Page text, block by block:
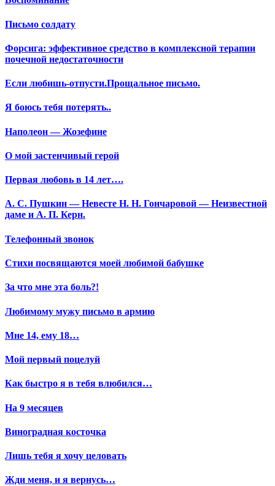
Письмо солдату
Форсига: эффективное средство в комплексной терапии
почечной недостаточности
Если любишь-отпусти.Прощальное письмо.
Я боюсь тебя потерять..
Наполеон — Жозефине
О мой застенчивый герой
Первая любовь в 14 лет….
А. С. Пушкин — Невесте Н. Н. Гончаровой — Неизвестной
даме и А. П. Керн.
Телефонный звонок
Стихи посвящаются моей любимой бабушке
За что мне эта боль?!
Любимому мужу письмо в армию
Мне 14, ему 18…
Мой первый поцелуй
Как быстро я в тебя влюбился…
На 9 месяцев
Виноградная косточка
Лишь тебя я хочу целовать
Жди меня, и я вернусь…